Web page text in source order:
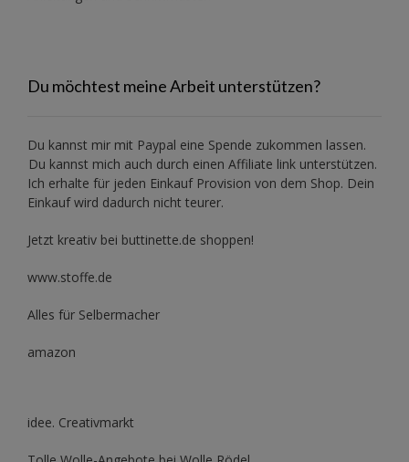
Du möchtest meine Arbeit unterstützen?
Du kannst mir mit Paypal eine Spende zukommen lassen.
Du kannst mich auch durch einen Affiliate link unterstützen.
Ich erhalte für jeden Einkauf Provision von dem Shop. Dein
Einkauf wird dadurch nicht teurer.
Jetzt kreativ bei buttinette.de shoppen!
www.stoffe.de
Alles für Selbermacher
amazon
idee. Creativmarkt